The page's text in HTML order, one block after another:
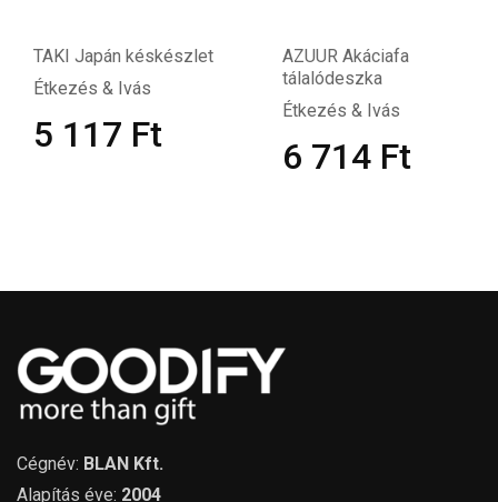
TAKI Japán késkészlet
Étkezés & Ivás
5 117 Ft
AZUUR Akáciafa
tálalódeszka
Étkezés & Ivás
6 714 Ft
Cégnév: BLAN Kft.
Alapítás éve: 2004